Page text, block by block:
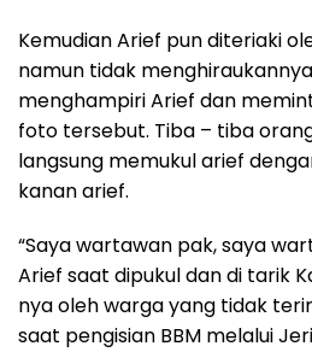
Kemudian Arief pun diteriaki
namun tidak
menghampiri Arief dan
foto tersebut. Tiba – tiba
langsung memukul arief
kanan arief.
“Saya wartawan pak, saya
Arief saat dipukul dan di tarik
nya oleh warga yang tidak
saat pengisian BBM melalui